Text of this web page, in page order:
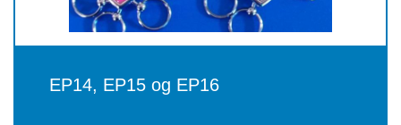
EP14, EP15 og EP16